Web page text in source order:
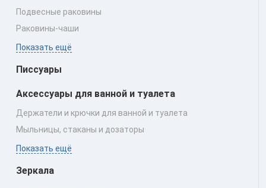
Подвесные раковины
Раковины‑чаши
Показать ещё
Писсуары
Аксессуары для ванной и туалета
Держатели и крючки для ванной и туалета
Мыльницы, стаканы и дозаторы
Показать ещё
Зеркала